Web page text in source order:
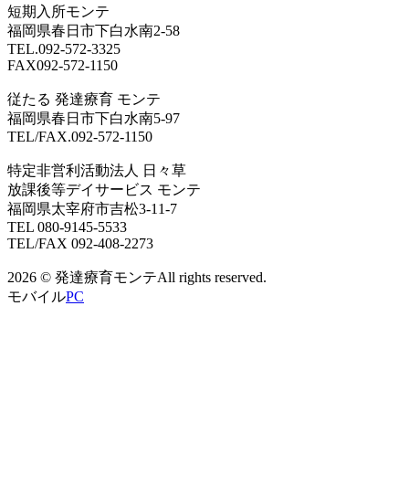
短期入所モンテ
福岡県春日市下白水南2-58
TEL.092-572-3325
FAX092-572-1150
従たる 発達療育 モンテ
福岡県春日市下白水南5-97
TEL/FAX.092-572-1150
特定非営利活動法人 日々草
放課後等デイサービス モンテ
福岡県太宰府市吉松3-11-7
TEL 080-9145-5533
TEL/FAX 092-408-2273
2026 © 発達療育モンテAll rights reserved.
モバイルPC